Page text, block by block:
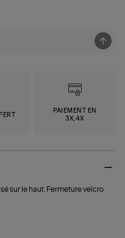
PAIEMENT EN
3X,4X
sur le haut. Fermeture velcro